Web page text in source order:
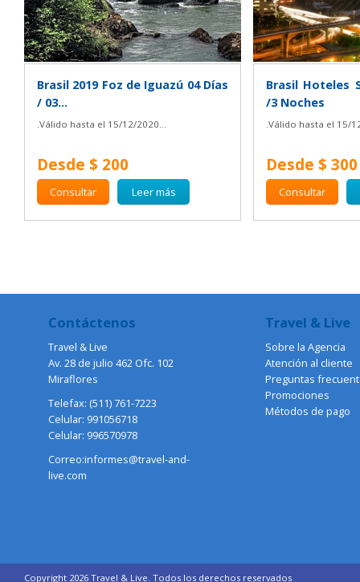
Brasil 2019 Foz de Iguazú 04 Días
/ 03...
.Válido hasta el 15/12/2020...
Desde $ 200
Consultar Leer más
Brasil Hoteles
/3 Noches
.Válido hasta el 15/
Desde $ 300
Consultar
Contáctenos
Travel & Live
Av. 28 de julio 462 Ofc. 102
Miraflores
Telefax: (511) 761-7223
Celular: 991056718
Celular: 996570978
Correo:informes@travel-and-
live.com
Travel & Live
Sobre la Agencia
Atención al cliente
Preguntas
Promociones
Métodos de pago
Copyright 2026 Travel & Live. Todos los derechos reservados